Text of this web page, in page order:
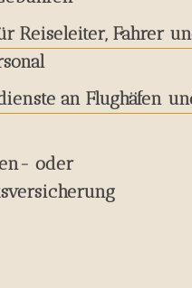
Reiseleiter, Fahrer
an Flughäfen
oder